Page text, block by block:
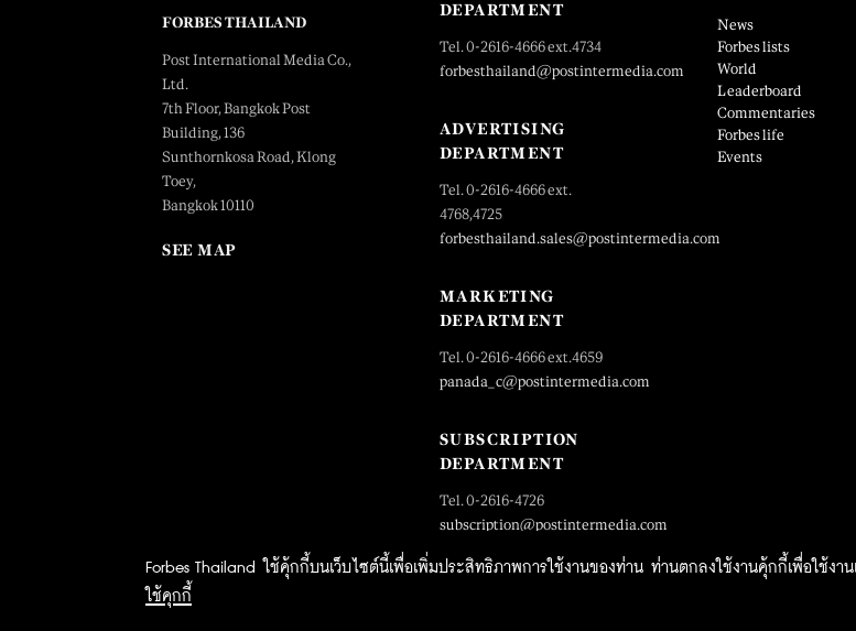
Forbes Thailand ใช้คุ้กกี้บนเว็บไซต์นี้เพื่อเพิ่มประสิทธิภาพการใช้งานของท่าน ท่านตกลงใช้งานคุ้กกี้เพื่อใช้งาน
ใช้คุกกี้
FORBES THAILAND
Post International Media Co.,
Ltd.
7th Floor, Bangkok Post
Building, 136
Sunthornkosa Road, Klong
Toey,
Bangkok 10110
SEE MAP
DEPARTMENT
Tel. 0-2616-4666 ext.4734
forbesthailand@postintermedia.com
ADVERTISING
DEPARTMENT
Tel. 0-2616-4666 ext.
4768,4725
forbesthailand.sales@postintermedia.com
MARKETING
DEPARTMENT
Tel. 0-2616-4666 ext.4659
panada_c@postintermedia.com
SUBSCRIPTION
DEPARTMENT
Tel. 0-2616-4726
subscription@postintermedia.com
News
Forbes lists
World
Leaderboard
Commentaries
Forbes life
Events